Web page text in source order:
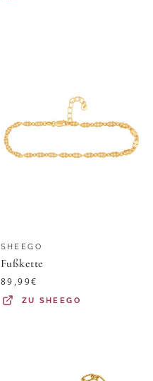
SHEEGO
Fußkette
89,99€
ZU SHEEGO